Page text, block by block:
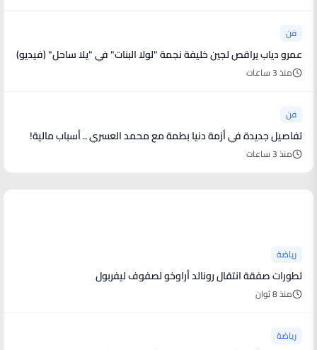
فن
عمرو دياب يراقص لجين خليفة نجمة "لولا البنات" في "يلا ساحل" (فيديو)
منذ 3 ساعات
فن
تفاصيل جديدة في أزمة دنيا بطمة مع محمد العسري .. أسباب مالية!
منذ 3 ساعات
رياضة
تطورات صفقة انتقال رونالد أراوخو لصفوف ليفربول
منذ 8 ثوان
رياضة